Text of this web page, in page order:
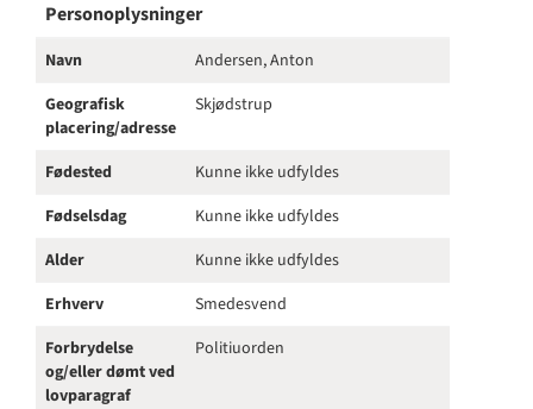
Personoplysninger
Navn
Andersen, Anton
Geografisk
placering/adresse
Skjødstrup
Fødested
Kunne ikke udfyldes
Fødselsdag
Kunne ikke udfyldes
Alder
Kunne ikke udfyldes
Erhverv
Smedesvend
Forbrydelse
og/eller dømt ved
lovparagraf
Politiuorden